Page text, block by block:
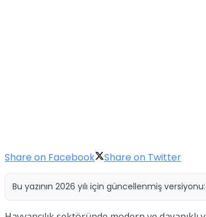
Share on Facebook Share on Twitter
Bu yazının 2026 yılı için güncellenmiş versiyonu: